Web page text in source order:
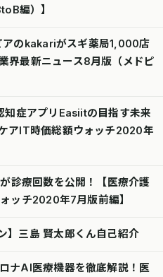
編）】
アのkakariがスギ薬局1,000店
界最新ニュース8月版（メドピ
症アプリEasiitの目指す未来
アIT時価総額ウォッチ2020年
診療回数を公開！【医療介護
ッチ2020年7月版前編】
】三島 賢太郎くん自己紹介
ナAI医療機器を徹底解説！医